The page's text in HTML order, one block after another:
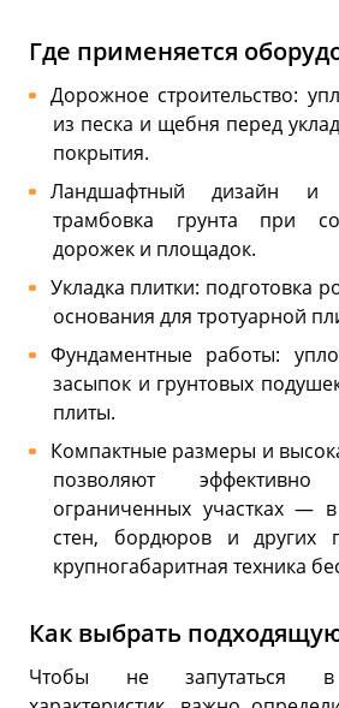
Где применяется
Дорожное строительство:
из песка и щебня перед
покрытия.
Ландшафтный дизайн и
трамбовка грунта при
дорожек и площадок.
Укладка плитки: подготовка
основания для тротуарной
Фундаментные работы:
засыпок и грунтовых
плиты.
Компактные размеры и
позволяют
ограниченных участках —
стен, бордюров и других
крупногабаритная техника
Как выбрать
Чтобы не запутаться в